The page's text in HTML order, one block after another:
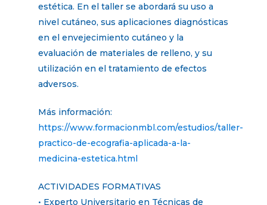
estética. En el taller se abordará su uso a
nivel cutáneo, sus aplicaciones diagnósticas
en el envejecimiento cutáneo y la
evaluación de materiales de relleno, y su
utilización en el tratamiento de efectos
adversos.
Más información:
https://www.formacionmbl.com/estudios/taller-
practico-de-ecografia-aplicada-a-la-
medicina-estetica.html
ACTIVIDADES FORMATIVAS
• Experto Universitario en Técnicas de